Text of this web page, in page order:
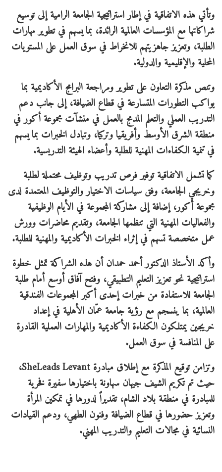
وتأتي هذه الاتفاقية في إطار استراتيجية الجامعة الرامية إلى توسيع
شراكاتها مع المؤسسات العالمية الرائدة، بما يسهم في تطوير مهارات
الطلبة، وتعزيز جاهزيتهم للانخراط في سوق العمل على المستويات
المحلية والإقليمية والدولية.
وتنص مذكرة التعاون على تطوير ومراجعة البرامج الأكاديمية بما
يواكب التطورات المتسارعة في قطاع الضيافة، إلى جانب دعم
التدريب العملي والتعلم المدمج بالعمل في منشآت مجموعة أكور في
منطقة الشرق الأوسط وأفريقيا وتركيا، وتبادل الخبرات بما يسهم
في تنمية الكفاءات المهنية للطلبة وأعضاء الهيئة التدريسية.
كما تشمل الاتفاقية توفير فرص تدريب وتوظيف محتملة لطلبة
وخريجي الجامعة، وفق سياسات الاختيار والتوظيف المعتمدة لدى
مجموعة أكور، إضافة إلى مشاركة المجموعة في الأيام الوظيفية
والفعاليات المهنية التي تنظمها الجامعة، وتقديم محاضرات وورش
عمل متخصصة تسهم في إثراء الخبرات الأكاديمية والمهنية للطلبة.
وأكد الأستاذ الدكتور أحمد حمدان أن هذه الشراكة تمثل خطوة
استراتيجية نحو تعزيز التعليم التطبيقي، وفتح آفاق أوسع أمام طلبة
الجامعة للاستفادة من خبرات إحدى أكبر المجموعات الفندقية
العالمية، بما ينسجم مع رؤية جامعة عمّان الأهلية في إعداد
خريجين يمتلكون الكفاءة الأكاديمية والمهارات العملية القادرة
على المنافسة في سوق العمل.
وتزامن توقيع المذكرة مع إطلاق مبادرة SheLeads Levant،
حيث تم تكريم الشيف جيهان سهاونة باختيارها سفيرة فخرية
للمبادرة في منطقة بلاد الشام، تقديراً لدورها في تمكين المرأة
وتعزيز حضورها في قطاع الضيافة وفنون الطهي، ودعم القيادات
النسائية في مجالات التعليم والتدريب المهني.